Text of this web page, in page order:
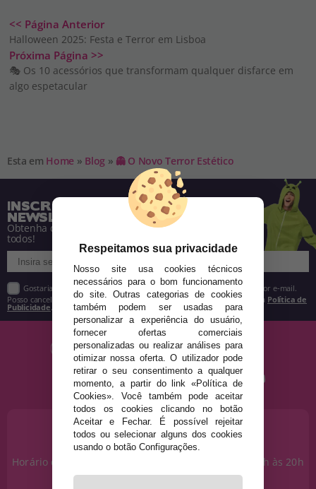
<< Página Anterior
Halloween 2025: Festa e Terror em Lisboa
Próxima Página >>
🎭 Os 10 acessórios que transformam qualquer disfarce em
algo espetacular
Esta em Home » Blog » 👻 O Novo Terror Estético
INSCREVA-SE NA NOSSA
NEWSLETTER
Obtenha descontos e saiba de tudo antes de
todos!
Gostaria de receber descontos exclusivos, novidades e tendências por e-mail.
Posso cancelar a inscrição a qualquer momento, conforme estipulado na Política de
Publicidade.
PRECISA DE AJUDA?
915 793 695
Horário de segunda a sexta das 10h às 14h e das 17h às 20h
Sábados das 10h às 14h.
Respeitamos sua privacidade
Nosso site usa cookies técnicos
necessários para o bom funcionamento
do site. Outras categorias de cookies
também podem ser usadas para
personalizar a experiência do usuário,
fornecer ofertas comerciais
personalizadas ou realizar análises para
otimizar nossa oferta. O utilizador pode
retirar o seu consentimento a qualquer
momento, a partir do link «Política de
Cookies». Você também pode aceitar
todos os cookies clicando no botão
Aceitar e Fechar. É possível rejeitar
todos ou selecionar alguns dos cookies
usando o botão Configurações.